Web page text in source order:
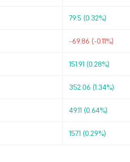
79.5 (0.32%)
-69.86 (-0.11%)
151.91 (0.28%)
352.06 (1.34%)
49.11 (0.64%)
157.1 (0.29%)